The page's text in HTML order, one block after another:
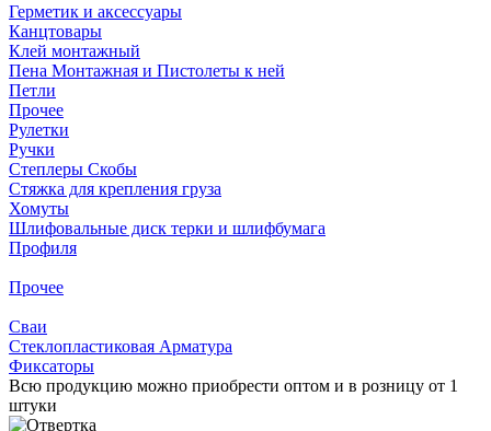
Герметик и аксессуары
Канцтовары
Клей монтажный
Пена Монтажная и Пистолеты к ней
Петли
Прочее
Рулетки
Ручки
Степлеры Скобы
Стяжка для крепления груза
Хомуты
Шлифовальные диск терки и шлифбумага
Профиля
Прочее
Сваи
Стеклопластиковая Арматура
Фиксаторы
Всю продукцию можно приобрести оптом и в розницу от 1
штуки